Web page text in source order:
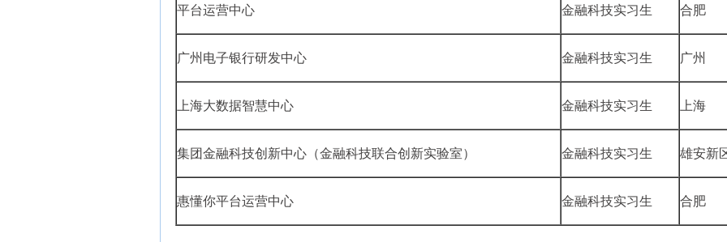
平台运营中心 金融科技实习生 合肥
广州电子银行研发中心 金融科技实习生 广州
上海大数据智慧中心 金融科技实习生 上海
集团金融科技创新中心（金融科技联合创新实验室） 金融科技实习生 雄安新
惠懂你平台运营中心 金融科技实习生 合肥